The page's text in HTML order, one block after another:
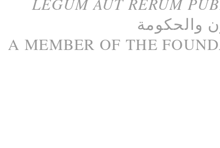
والحكومة
A MEMBER OF THE